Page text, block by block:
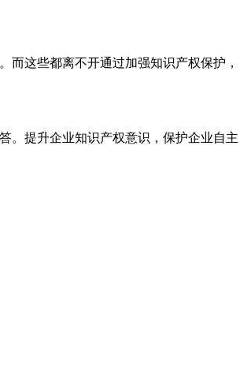
而这些都离不开通过加强知识产权保护，
。提升企业知识产权意识，保护企业自主